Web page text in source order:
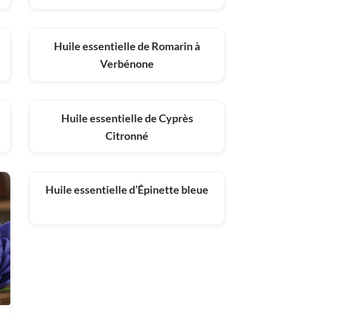
Huile essentielle de Romarin à
Verbénone
Huile essentielle de Cyprès
Citronné
Huile essentielle d’Épinette bleue